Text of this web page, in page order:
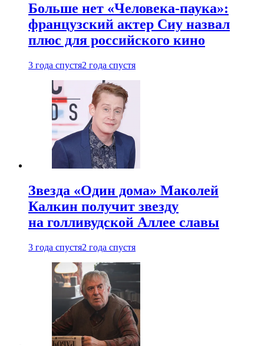
Больше нет «Человека-паука»:
французский актер Сиу назвал
плюс для российского кино
3 года спустя2 года спустя
Звезда «Один дома» Маколей
Калкин получит звезду
на голливудской Аллее славы
3 года спустя2 года спустя